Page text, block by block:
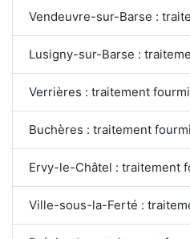
Vendeuvre-sur-Barse :
Lusigny-sur-Barse :
Verrières : traitement
Buchères : traitement
Ervy-le-Châtel : traitement
Ville-sous-la-Ferté :